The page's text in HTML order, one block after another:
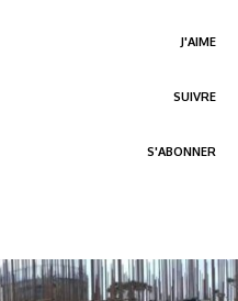
J'AIME
SUIVRE
S'ABONNER